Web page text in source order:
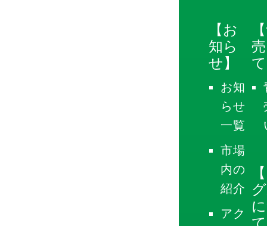
【お
知ら
せ】
お知
らせ
一覧
市場
内の
紹介
アク